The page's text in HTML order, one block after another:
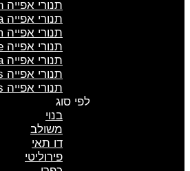
תנורי אפייה Bosch
תנורי אפייה Constructa
תנורי אפייה Fujicom
תנורי אפייה gorenje
תנורי אפייה LaCasa
תנורי אפייה Peerless
תנורי אפייה Siemens
לפי סוג
בנוי
משולב
דו תאי
פירוליטי